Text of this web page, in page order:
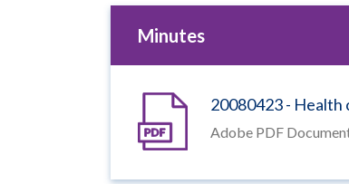
Minutes
20080423 -
Adobe PDF